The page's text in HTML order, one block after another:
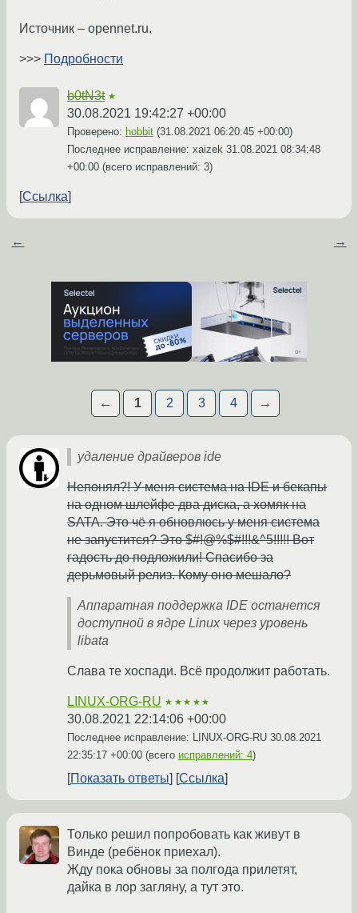
Источник – opennet.ru.
>>> Подробности
b0tN3t ★
30.08.2021 19:42:27 +00:00
Проверено: hobbit (31.08.2021 06:20:45 +00:00)
Последнее исправление: xaizek 31.08.2021 08:34:48
+00:00 (всего исправлений: 3)
Ссылка
← →
← 1 2 3 4 →
удаление драйверов ide
Непонял?! У меня система на IDE и бекапы
на одном шлейфе два диска, а хомяк на
SATA. Это чё я обновлюсь у меня система
не запустится? Это $#!@%$#!!!&^5!!!!! Вот
гадость до подложили! Спасибо за
дерьмовый релиз. Кому оно мешало?
Аппаратная поддержка IDE останется
доступной в ядре Linux через уровень
libata
Слава те хоспади. Всё продолжит работать.
LINUX-ORG-RU ★★★★★
30.08.2021 22:14:06 +00:00
Последнее исправление: LINUX-ORG-RU 30.08.2021
22:35:17 +00:00 (всего исправлений: 4)
Показать ответы Ссылка
Только решил попробовать как живут в
Винде (ребёнок приехал).
Жду пока обновы за полгода прилетят,
дайка в лор загляну, а тут это.